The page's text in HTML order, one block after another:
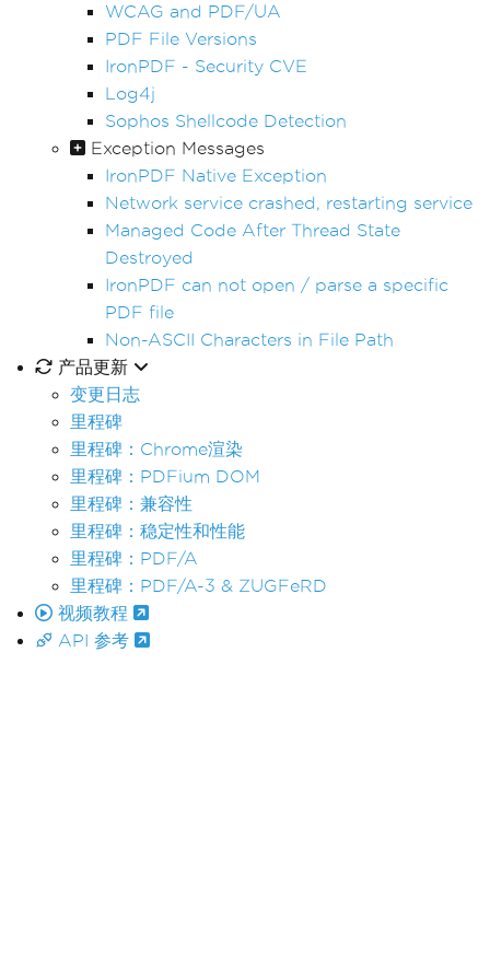
WCAG and PDF/UA
PDF File Versions
IronPDF - Security CVE
Log4j
Sophos Shellcode Detection
Exception Messages
IronPDF Native Exception
Network service crashed, restarting service
Managed Code After Thread State
Destroyed
IronPDF can not open / parse a specific
PDF file
Non-ASCII Characters in File Path
产品更新
变更日志
里程碑
里程碑：Chrome渲染
里程碑：PDFium DOM
里程碑：兼容性
里程碑：稳定性和性能
里程碑：PDF/A
里程碑：PDF/A-3 & ZUGFeRD
视频教程
API 参考